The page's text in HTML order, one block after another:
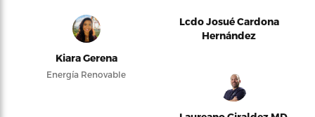
Kiara Gerena
Energía Renovable
Lcdo Josué Cardona
Hernández